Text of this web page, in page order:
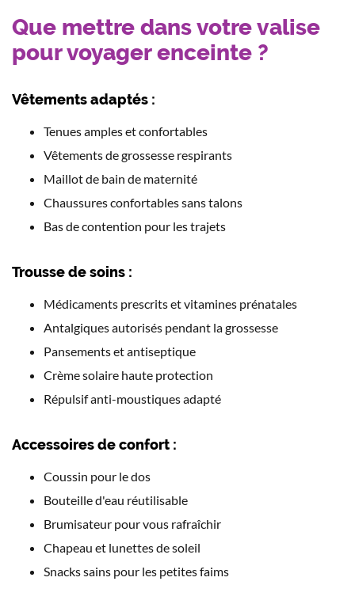
Que mettre dans votre valise
pour voyager enceinte ?
Vêtements adaptés :
Tenues amples et confortables
Vêtements de grossesse respirants
Maillot de bain de maternité
Chaussures confortables sans talons
Bas de contention pour les trajets
Trousse de soins :
Médicaments prescrits et vitamines prénatales
Antalgiques autorisés pendant la grossesse
Pansements et antiseptique
Crème solaire haute protection
Répulsif anti-moustiques adapté
Accessoires de confort :
Coussin pour le dos
Bouteille d'eau réutilisable
Brumisateur pour vous rafraîchir
Chapeau et lunettes de soleil
Snacks sains pour les petites faims